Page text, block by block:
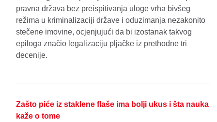
pravna država bez preispitivanja uloge vrha bivšeg
režima u kriminalizaciji države i oduzimanja nezakonito
stečene imovine, ocjenjujući da bi izostanak takvog
epiloga značio legalizaciju pljačke iz prethodne tri
decenije.
Zašto piće iz staklene flaše ima bolji ukus i šta nauka
kaže o tome